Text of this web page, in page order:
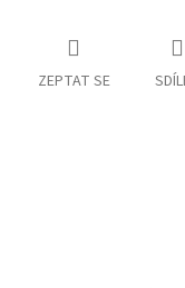
ZEPTAT SE